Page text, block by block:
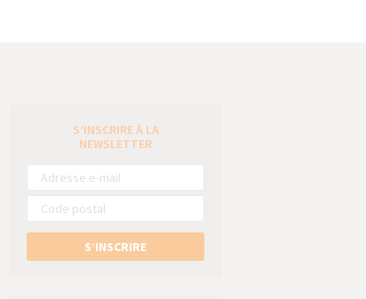
S’INSCRIRE À LA
NEWSLETTER
S’INSCRIRE